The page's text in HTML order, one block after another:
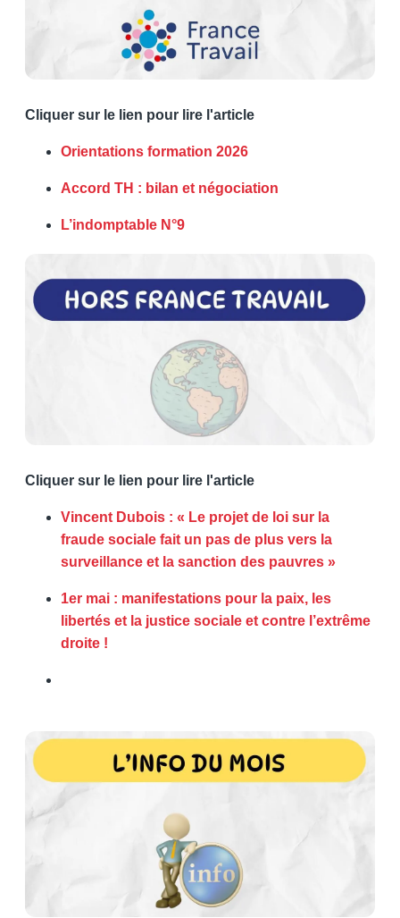
Cliquer sur le lien pour lire l'article
Orientations formation 2026
Accord TH : bilan et négociation
L’indomptable N°9
Cliquer sur le lien pour lire l'article
Vincent Dubois : « Le projet de loi sur la
fraude sociale fait un pas de plus vers la
surveillance et la sanction des pauvres »
1er mai : manifestations pour la paix, les
libertés et la justice sociale et contre l’extrême
droite !